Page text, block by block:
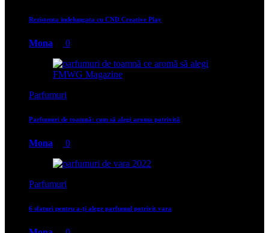
Rezistenta indelungata cu CND Creative Play
Mona 0
Parfumuri
Parfumuri de toamnă: cum să alegi aroma potrivită
Mona 0
Parfumuri
6 sfaturi pentru a-ți alege parfumul potrivit vara